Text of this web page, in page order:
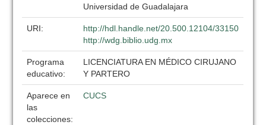
Universidad de Guadalajara
URI:
http://hdl.handle.net/20.500.12104/33150
http://wdg.biblio.udg.mx
Programa
educativo:
LICENCIATURA EN MÉDICO CIRUJANO
Y PARTERO
Aparece en
las
colecciones:
CUCS